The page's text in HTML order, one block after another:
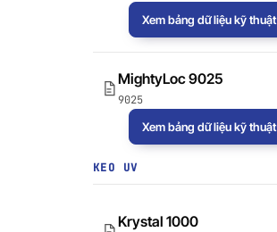
Xem bảng dữ liệu kỹ thuật
MightyLoc 9025
9025
Xem bảng dữ liệu kỹ thuật
KEO UV
Krystal 1000